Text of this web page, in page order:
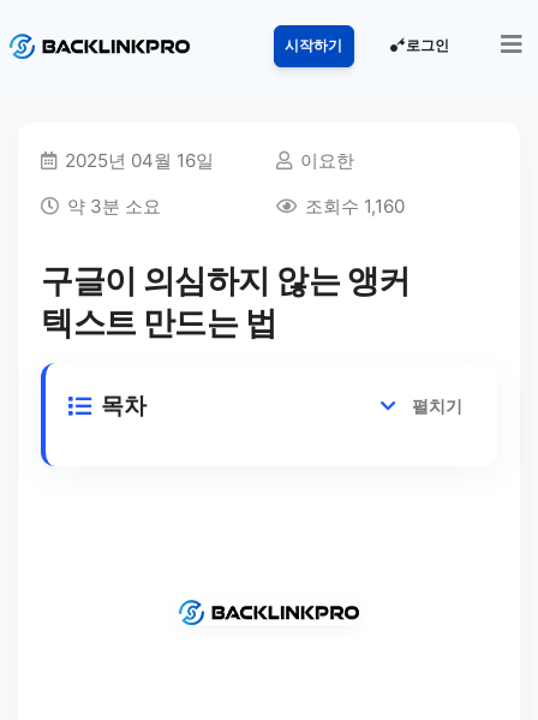
시작하기 로그인
2025년 04월 16일
이요한
약 3분 소요
조회수 1,160
구글이 의심하지 않는 앵커
텍스트 만드는 법
목차 펼치기